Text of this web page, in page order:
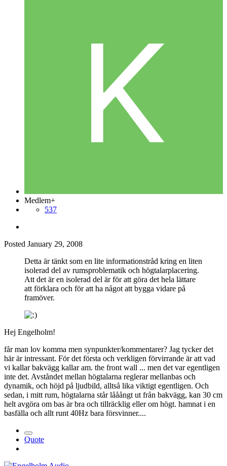
Medlem+
537
Posted January 29, 2008
Detta är tänkt som en lite informationstråd kring en liten
isolerad del av rumsproblematik och högtalarplacering.
Att det är en isolerad del är för att göra det hela lättare
att förklara och för att ha något att bygga vidare på
framöver.
Hej Engelholm!
får man lov komma men synpunkter/kommentarer? Jag tycker det
här är intressant. För det första och verkligen förvirrande är att vad
vi kallar bakvägg kallar am. the front wall ... men det var egentligen
inte det. Avståndet mellan högtalarna reglerar mellanbas och
dynamik, och höjd på ljudbild, alltså lika viktigt egentligen. Och
sedan, i mitt rum, högtalarna står lååångt ut från bakvägg, kan 30 cm
helt avgöra om bas är bra och tillräcklig eller om högt. hamnat i en
basfälla och allt runt 40Hz bara försvinner....
Quote